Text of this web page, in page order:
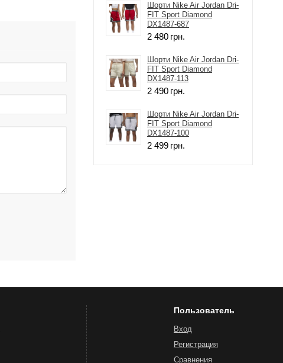
Шорти Nike Air Jordan Dri-
FIT Sport Diamond
DX1487-687
2 480 грн.
Шорти Nike Air Jordan Dri-
FIT Sport Diamond
DX1487-113
2 490 грн.
Шорти Nike Air Jordan Dri-
FIT Sport Diamond
DX1487-100
2 499 грн.
Пользователь
Вход
Регистрация
Сравнения